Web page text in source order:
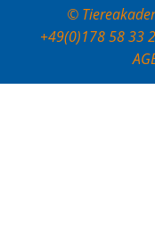
©
+49(0)178 58 33